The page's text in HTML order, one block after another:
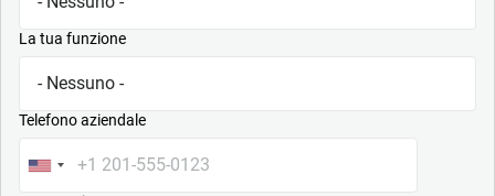
La tua funzione
Telefono aziendale